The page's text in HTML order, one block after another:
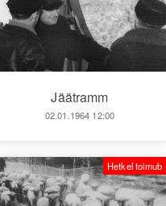
Jäätramm
02.01.1964 12:00
Hetkel toimub